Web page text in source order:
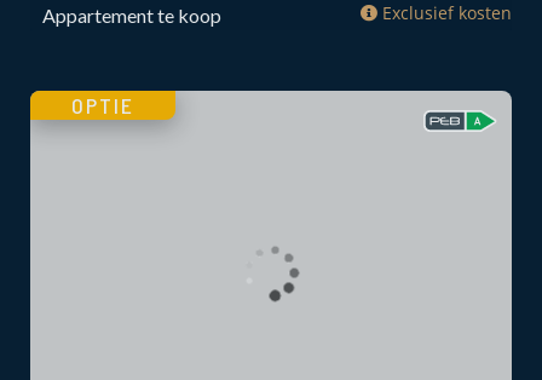
Appartement te koop
Exclusief kosten
OPTIE